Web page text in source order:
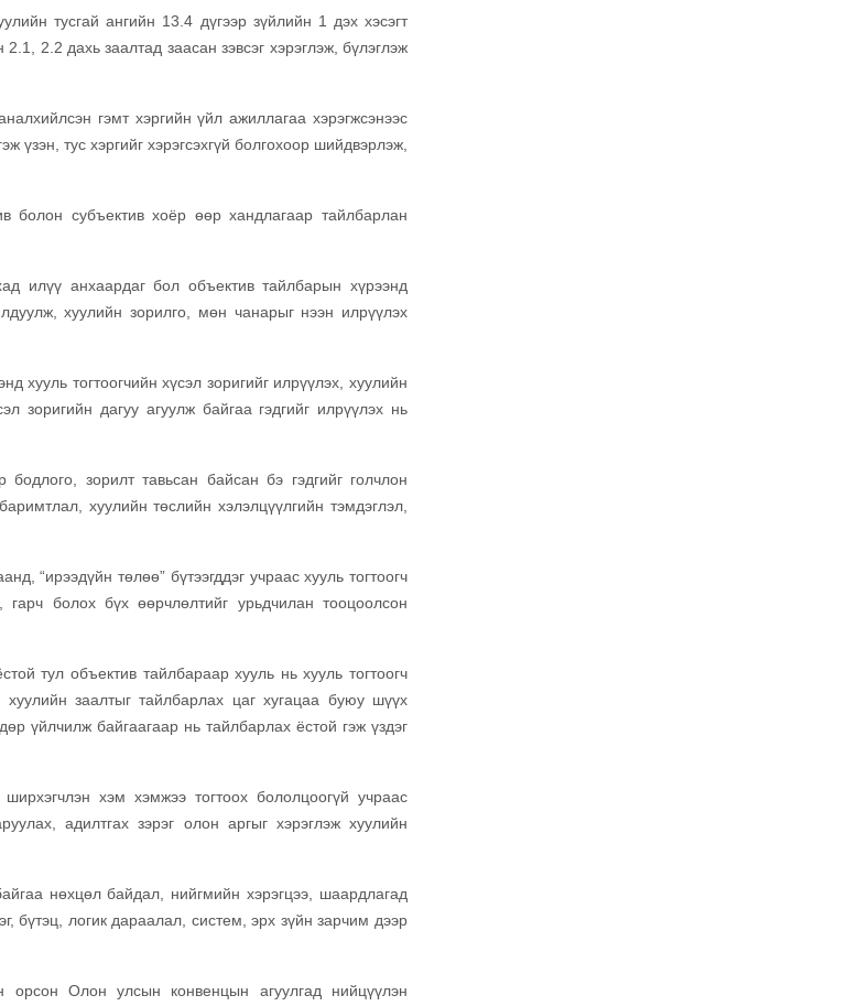
тусгай ангийн 13.4 дүгээр зүйлийн 1 дэх хэсэгт
2.2 дахь заалтад заасан зэвсэг хэрэглэж, бүлэглэж
гэмт хэргийн үйл ажиллагаа хэрэгжсэнээс
үзэн, тус хэргийг хэрэгсэхгүй болгохоор шийдвэрлэж,
болон субъектив хоёр өөр хандлагаар тайлбарлан
илүү анхаардаг бол объектив тайлбарын хүрээнд
хуулийн зорилго, мөн чанарыг нээн илрүүлэх
хууль тогтоогчийн хүсэл зоригийг илрүүлэх, хуулийн
зоригийн дагуу агуулж байгаа гэдгийг илрүүлэх нь
зорилт тавьсан байсан бэ гэдгийг голчлон
хуулийн төслийн хэлэлцүүлгийн тэмдэглэл,
“ирээдүйн төлөө” бүтээгддэг учраас хууль тогтоогч
болох бүх өөрчлөлтийг урьдчилан тооцоолсон
тул объектив тайлбараар хууль нь хууль тогтоогч
заалтыг тайлбарлах цаг хугацаа буюу шүүх
үйлчилж байгаагаар нь тайлбарлах ёстой гэж үздэг
хэм хэмжээ тогтоох бололцоогүй учраас
адилтгах зэрэг олон аргыг хэрэглэж хуулийн
нөхцөл байдал, нийгмийн хэрэгцээ, шаардлагад
бүтэц, логик дараалал, систем, эрх зүйн зарчим дээр
орсон Олон улсын конвенцын агуулгад нийцүүлэн